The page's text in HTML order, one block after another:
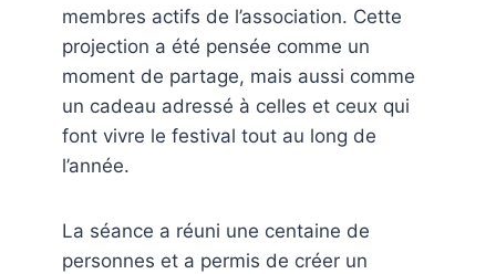
membres actifs de l’association. Cette
projection a été pensée comme un
moment de partage, mais aussi comme
un cadeau adressé à celles et ceux qui
font vivre le festival tout au long de
l’année.
La séance a réuni une centaine de
personnes et a permis de créer un